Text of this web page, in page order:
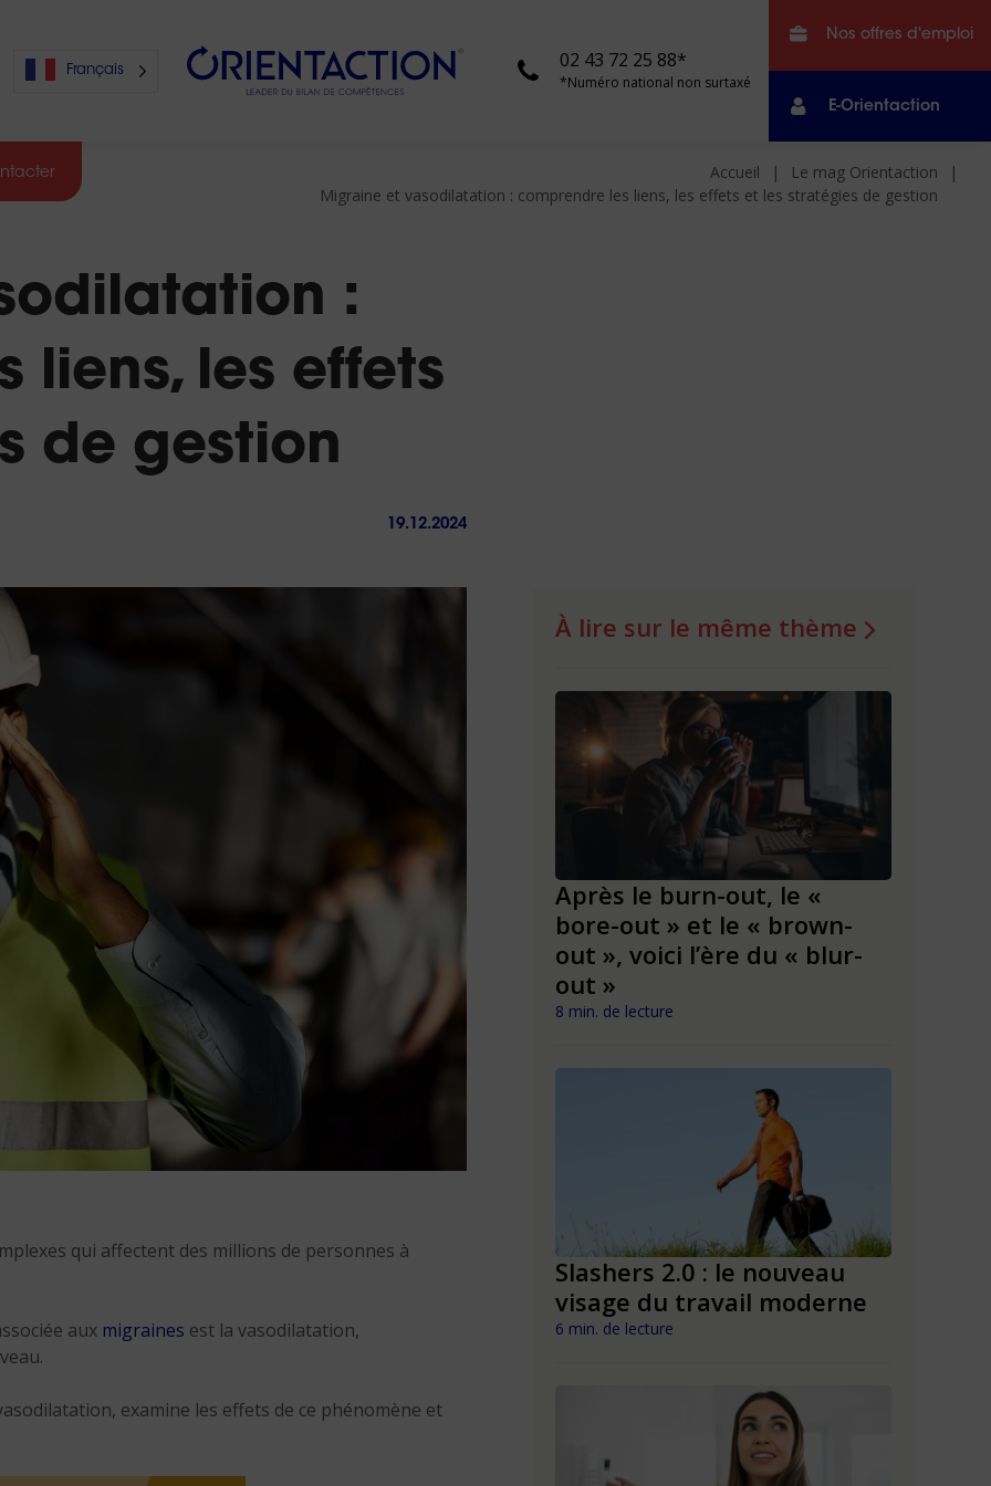
Français 02 43 72 25 88*
*Numéro national non surtaxé
Nos offres d'emploi
E-Orientaction
24h
Accueil
Le mag Orientaction
Migraine et vasodilatation : comprendre les liens, les effets et les stratégies de gestion
:
liens, les effets
de gestion
19.12.2024
qui affectent des millions de personnes à
aux migraines est la vasodilatation,
examine les effets de ce phénomène et
À lire sur le même thème
Entre écologie et pouvoir
d’achat, les Français face
aux contradictions du
débat politique
6 min. de lecture
Crise de confiance :
détournent de plus en plus
Après le burn-out, le «
bore-out » et le « brown-
out », voici l’ère du « blur-
out »
8 min. de lecture
Slashers 2.0 : le nouveau
visage du travail moderne
6 min. de lecture